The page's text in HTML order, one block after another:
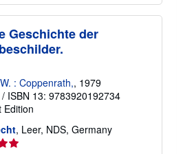
Geschichte der
: Coppenrath,, 1979
/ ISBN 13: 9783920192734
Edition
, Leer, NDS, Germany